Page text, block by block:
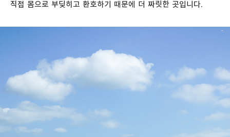
직접 몸으로 부딪히고 환호하기 때문에 더 짜릿한 곳입니다.